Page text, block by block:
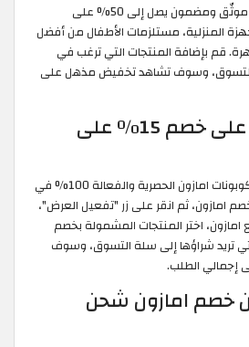
يقدم Amazon code خصم موثّق ومضمون يصل إلى 50% على
المنزلية، مستلزمات الأطفال من أفضل
قم بإضافة المنتجات التي ترغب في
التسوق، وسوف تشاهد تخفيض مذهل على
كيفية الحصول على خصم 15٪ على
ادخل إلى صفحة عروض وكوبونات امازون الحصرية والفعالة 100% في
امازون، ثم انقر على زر "تفعيل العرض"،
اختر المنتجات المشمولة بخصم
تريد شراؤها إلى سلة التسوق، وسوف
خصم امازون شحن